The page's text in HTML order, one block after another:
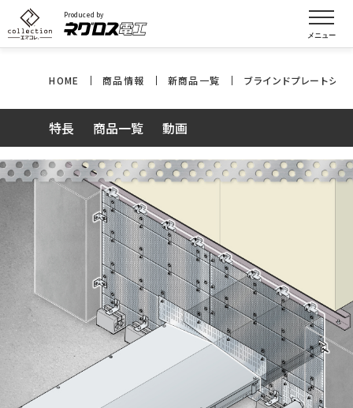
Produced by
HOME 商品情報 新商品一覧 ブラインドプレートシリ
特長 商品一覧 動画